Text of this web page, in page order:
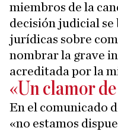
miembros de la
decisión judicial se
jurídicas sobre
nombrar la grave
acreditada por la
«Un clamor
En el comunicado
«no estamos